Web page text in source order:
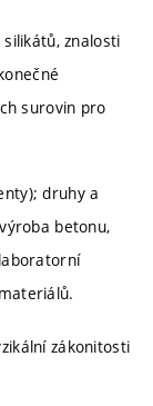
znalosti
surovin pro
druhy a
betonu,
zákonitosti